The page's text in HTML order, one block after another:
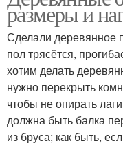
размеры и
Сделали деревянное
пол трясётся,
хотим делать
нужно перекрыть
чтобы не опирать
должна быть балка
из бруса; как быть,